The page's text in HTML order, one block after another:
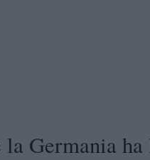
la Germania ha